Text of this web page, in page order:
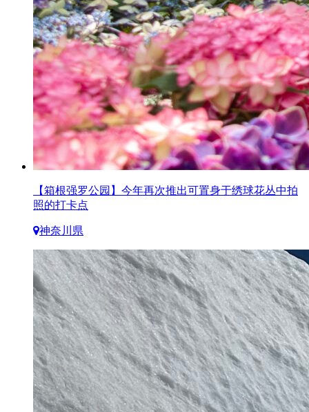
【箱根强罗公园】今年再次推出可置身于绣球花丛中拍
照的打卡点
神奈川県